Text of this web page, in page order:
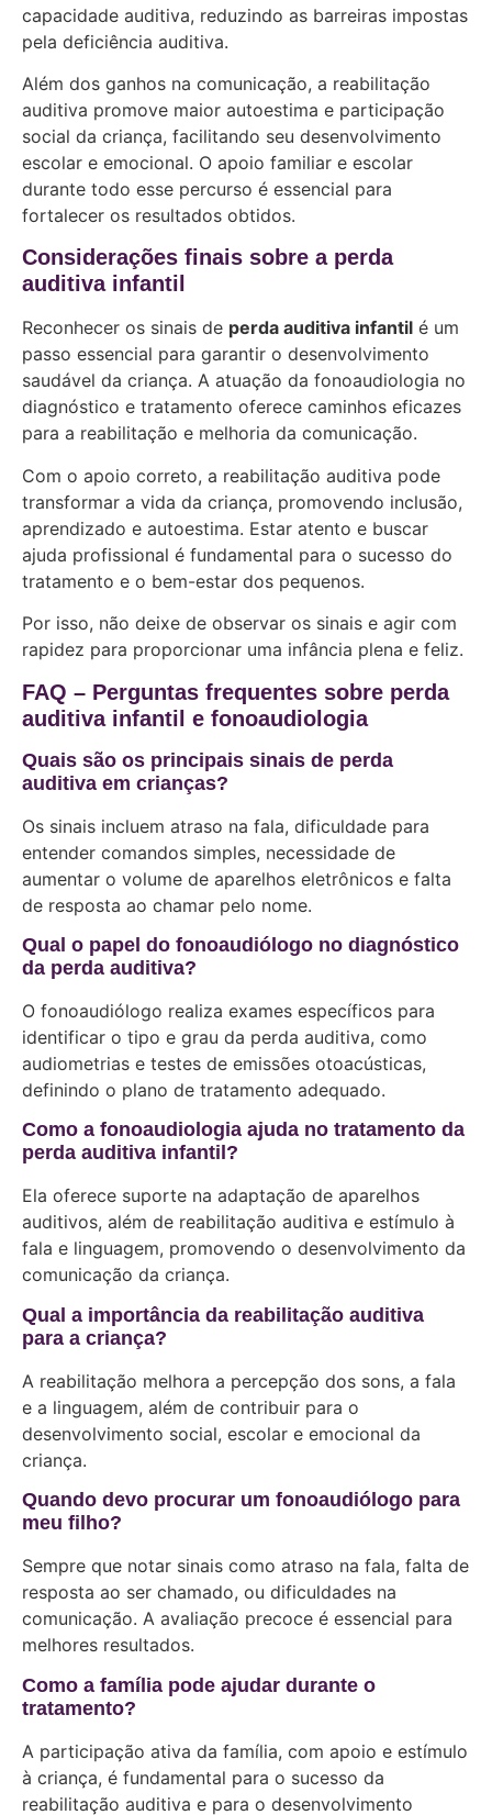
capacidade auditiva, reduzindo as barreiras impostas
pela deficiência auditiva.
Além dos ganhos na comunicação, a reabilitação
auditiva promove maior autoestima e participação
social da criança, facilitando seu desenvolvimento
escolar e emocional. O apoio familiar e escolar
durante todo esse percurso é essencial para
fortalecer os resultados obtidos.
Considerações finais sobre a perda
auditiva infantil
Reconhecer os sinais de perda auditiva infantil é um
passo essencial para garantir o desenvolvimento
saudável da criança. A atuação da fonoaudiologia no
diagnóstico e tratamento oferece caminhos eficazes
para a reabilitação e melhoria da comunicação.
Com o apoio correto, a reabilitação auditiva pode
transformar a vida da criança, promovendo inclusão,
aprendizado e autoestima. Estar atento e buscar
ajuda profissional é fundamental para o sucesso do
tratamento e o bem-estar dos pequenos.
Por isso, não deixe de observar os sinais e agir com
rapidez para proporcionar uma infância plena e feliz.
FAQ – Perguntas frequentes sobre perda
auditiva infantil e fonoaudiologia
Quais são os principais sinais de perda
auditiva em crianças?
Os sinais incluem atraso na fala, dificuldade para
entender comandos simples, necessidade de
aumentar o volume de aparelhos eletrônicos e falta
de resposta ao chamar pelo nome.
Qual o papel do fonoaudiólogo no diagnóstico
da perda auditiva?
O fonoaudiólogo realiza exames específicos para
identificar o tipo e grau da perda auditiva, como
audiometrias e testes de emissões otoacústicas,
definindo o plano de tratamento adequado.
Como a fonoaudiologia ajuda no tratamento da
perda auditiva infantil?
Ela oferece suporte na adaptação de aparelhos
auditivos, além de reabilitação auditiva e estímulo à
fala e linguagem, promovendo o desenvolvimento da
comunicação da criança.
Qual a importância da reabilitação auditiva
para a criança?
A reabilitação melhora a percepção dos sons, a fala
e a linguagem, além de contribuir para o
desenvolvimento social, escolar e emocional da
criança.
Quando devo procurar um fonoaudiólogo para
meu filho?
Sempre que notar sinais como atraso na fala, falta de
resposta ao ser chamado, ou dificuldades na
comunicação. A avaliação precoce é essencial para
melhores resultados.
Como a família pode ajudar durante o
tratamento?
A participação ativa da família, com apoio e estímulo
à criança, é fundamental para o sucesso da
reabilitação auditiva e para o desenvolvimento